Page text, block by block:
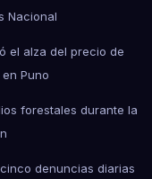
Nacional
el alza del precio de
Puno
forestales durante la
denuncias diarias